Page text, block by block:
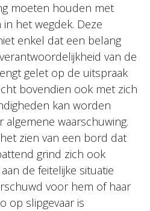
moeten houden met
het wegdek. Deze
enkel dat een belang
van de
gelet op de uitspraak
bovendien ook met zich
kan worden
waarschuwing.
zien van een bord dat
grind zich ook
de feitelijke situatie
voor hem of haar
op slipgevaar is